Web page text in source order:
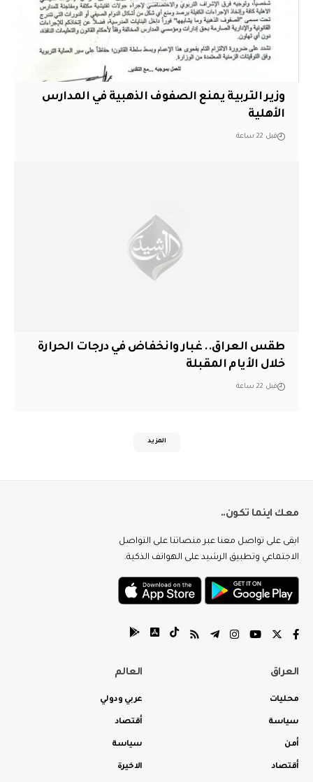
وزير التربية يمنع الصفوف الذهبية في المدارس
الأهلية
قبل 22 ساعة
طقس العراق.. غبار وانخفاض في درجات الحرارة
خلال الأيام المقبلة
قبل 22 ساعة
المزيد
معك اينما تكون..
ابقى على تواصل معنا عبر منصاتنا على التواصل
الاجتماعي وتطبيق الرشيد على الهواتف الذكية.
العراق
محليات
سياسة
أمن
أقتصاد
العالم
عربي ودولي
أقتصاد
سياسة
الاخيرة